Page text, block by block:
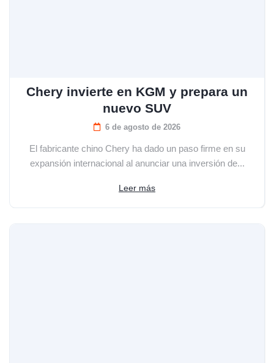
Chery invierte en KGM y prepara un
nuevo SUV
6 de agosto de 2026
El fabricante chino Chery ha dado un paso firme en su
expansión internacional al anunciar una inversión de...
Leer más